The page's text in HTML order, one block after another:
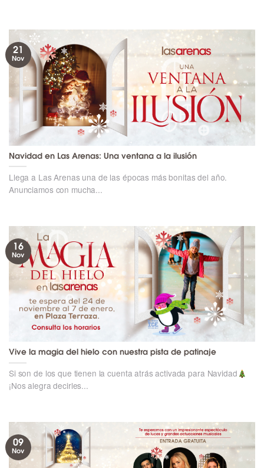
Navidad en Las Arenas: Una ventana a la ilusión
Llega a Las Arenas una de las épocas más bonitas del año.
Anunciamos con mucha...
21
Nov
Vive la magia del hielo con nuestra pista de patinaje
Si son de los que tienen la cuenta atrás activada para Navidad
¡Nos alegra decirles...
16
Nov
09
Nov